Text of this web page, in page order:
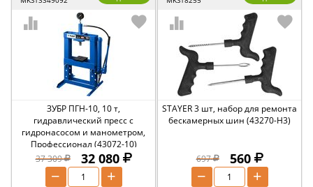
ЗУБР ПГН-10, 10 т,
гидравлический пресс с
гидронасосом и манометром,
Профессионал (43072-10)
37 309
32 080
+
−
STAYER 3 шт, набор для ремонта
бескамерных шин (43270-H3)
697 560
+
−